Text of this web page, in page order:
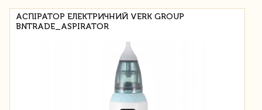
АСПІРАТОР ЕЛЕКТРИЧНИЙ VERK GROUP
BNTRADE_ASPIRATOR